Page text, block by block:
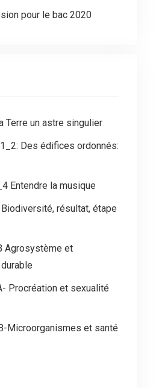
pour le bac 2020
Terre un astre singulier
Des édifices ordonnés:
Entendre la musique
résultat, étape
Agrosystème et
Procréation et sexualité
Microorganismes et santé